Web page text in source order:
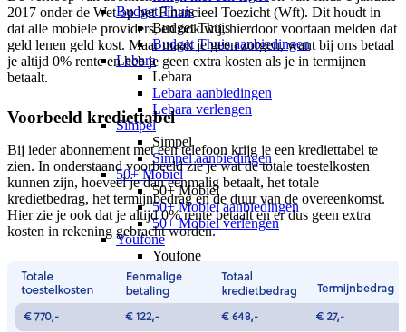
Budget Thuis
Budget Thuis
Budget Thuis aanbiedingen
Lebara
Lebara
Lebara aanbiedingen
Lebara verlengen
Simpel
Simpel
Simpel aanbiedingen
50+ Mobiel
50+ Mobiel
50+ Mobiel aanbiedingen
50+ Mobiel verlengen
Youfone
Youfone
Youfone aanbiedingen
Youfone verlengen
Alle telefoons
Alle aanbiedingen
2017 onder de Wet op het Financieel Toezicht (Wft). Dit houdt in
dat alle mobiele providers, en ook wij, hierdoor voortaan melden dat
geld lenen geld kost. Maar maak je geen zorgen, want bij ons betaal
je altijd 0% rente en heb je geen extra kosten als je in termijnen
betaalt.
Voorbeeld krediettabel
Bij ieder abonnement met een telefoon krijg je een krediettabel te
zien. In onderstaand voorbeeld zie je wat de totale toestelkosten
kunnen zijn, hoeveel je dan eenmalig betaalt, het totale
kredietbedrag, het termijnbedrag en de duur van de overeenkomst.
Hier zie je ook dat je altijd 0% rente betaalt en er dus geen extra
kosten in rekening gebracht worden.